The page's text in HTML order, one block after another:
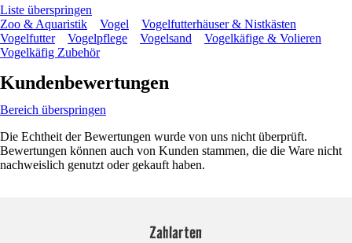
Liste überspringen
Zoo & Aquaristik
Vogel
Vogelfutterhäuser & Nistkästen
Vogelfutter
Vogelpflege Vogelsand
Vogelkäfige & Volieren
Vogelkäfig Zubehör
Kundenbewertungen
Bereich überspringen
Die Echtheit der Bewertungen wurde von uns nicht überprüft.
Bewertungen können auch von Kunden stammen, die die Ware nicht
nachweislich genutzt oder gekauft haben.
Zahlarten